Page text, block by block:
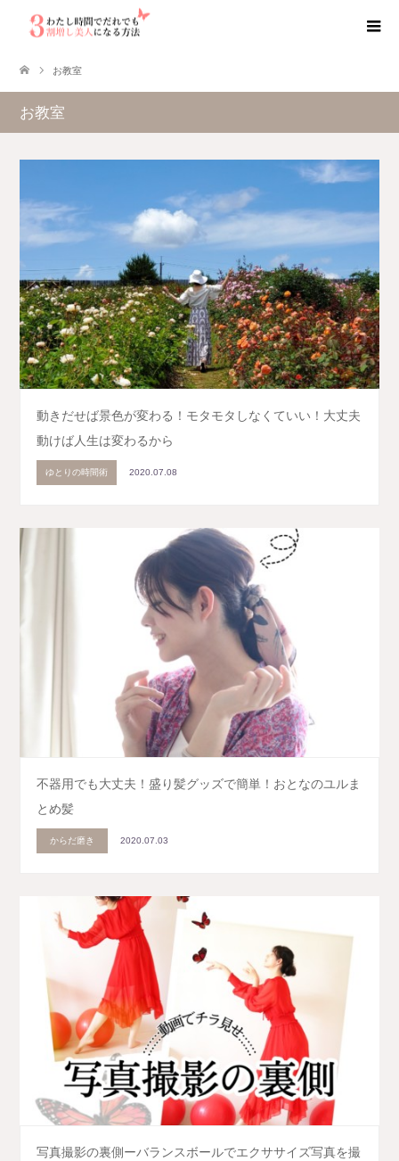
お教室
お教室
動きだせば景色が変わる！モタモタしなくていい！大丈夫
動けば人生は変わるから
ゆとりの時間術 2020.07.08
不器用でも大丈夫！盛り髪グッズで簡単！おとなのユルま
とめ髪
からだ磨き 2020.07.03
写真撮影の裏側ーバランスボールでエクササイズ写真を撮